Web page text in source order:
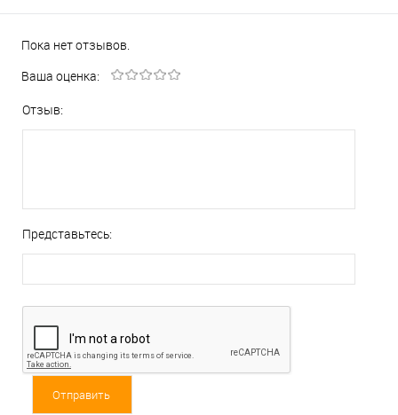
Пока нет отзывов.
Ваша оценка:
Отзыв:
Представьтесь: